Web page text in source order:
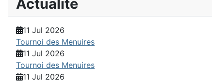
Actualité
11 Jul 2026
Tournoi des Menuires
11 Jul 2026
Tournoi des Menuires
11 Jul 2026